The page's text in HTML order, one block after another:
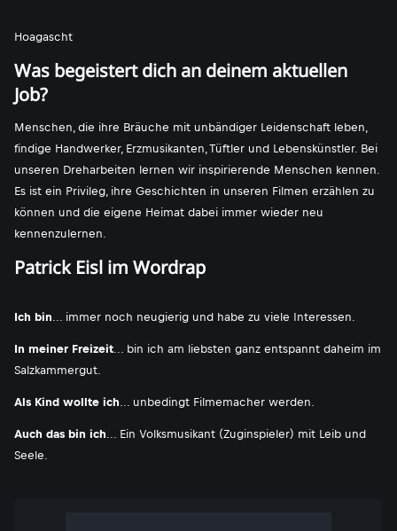
Hoagascht
Was begeistert dich an deinem aktuellen
Job?
Menschen, die ihre Bräuche mit unbändiger Leidenschaft leben,
findige Handwerker, Erzmusikanten, Tüftler und Lebenskünstler. Bei
unseren Dreharbeiten lernen wir inspirierende Menschen kennen.
Es ist ein Privileg, ihre Geschichten in unseren Filmen erzählen zu
können und die eigene Heimat dabei immer wieder neu
kennenzulernen.
Patrick Eisl im Wordrap
Ich bin... immer noch neugierig und habe zu viele Interessen.
In meiner Freizeit... bin ich am liebsten ganz entspannt daheim im
Salzkammergut.
Als Kind wollte ich... unbedingt Filmemacher werden.
Auch das bin ich... Ein Volksmusikant (Zuginspieler) mit Leib und
Seele.